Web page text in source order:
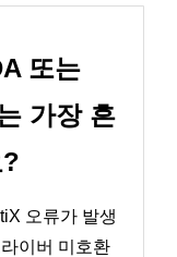
또는
가장 흔
오류가 발생
이버 미호환